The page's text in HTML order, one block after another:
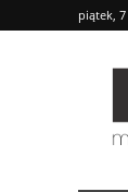
piątek,